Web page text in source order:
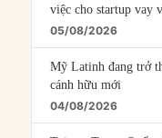
việc cho startup vay
05/08/2026
Mỹ Latinh đang trở
cánh hữu mới
04/08/2026